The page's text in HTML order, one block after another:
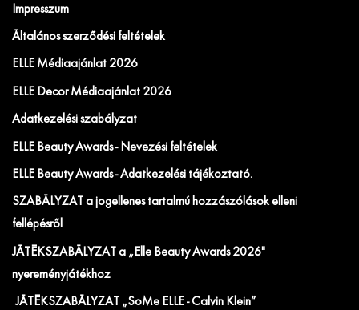
Impresszum
Általános szerződési feltételek
ELLE Médiaajánlat 2026
ELLE Decor Médiaajánlat 2026
Adatkezelési szabályzat
ELLE Beauty Awards - Nevezési feltételek
ELLE Beauty Awards - Adatkezelési tájékoztató.
SZABÁLYZAT a jogellenes tartalmú hozzászólások elleni
fellépésről
JÁTÉKSZABÁLYZAT a „Elle Beauty Awards 2026"
nyereményjátékhoz
JÁTÉKSZABÁLYZAT „SoMe ELLE - Calvin Klein”